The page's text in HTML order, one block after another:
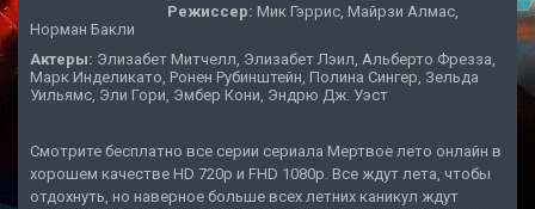
Режиссер: Мик Гэррис, Майрзи Алмас,
Норман Бакли
Актеры: Элизабет Митчелл, Элизабет Лэил, Альберто Фрезза,
Марк Инделикато, Ронен Рубинштейн, Полина Сингер, Зельда
Уильямс, Эли Гори, Эмбер Кони, Эндрю Дж. Уэст
Смотрите бесплатно все серии сериала Мертвое лето онлайн в
хорошем качестве HD 720p и FHD 1080p. Все ждут лета, чтобы
отдохнуть, но наверное больше всех летних каникул ждут